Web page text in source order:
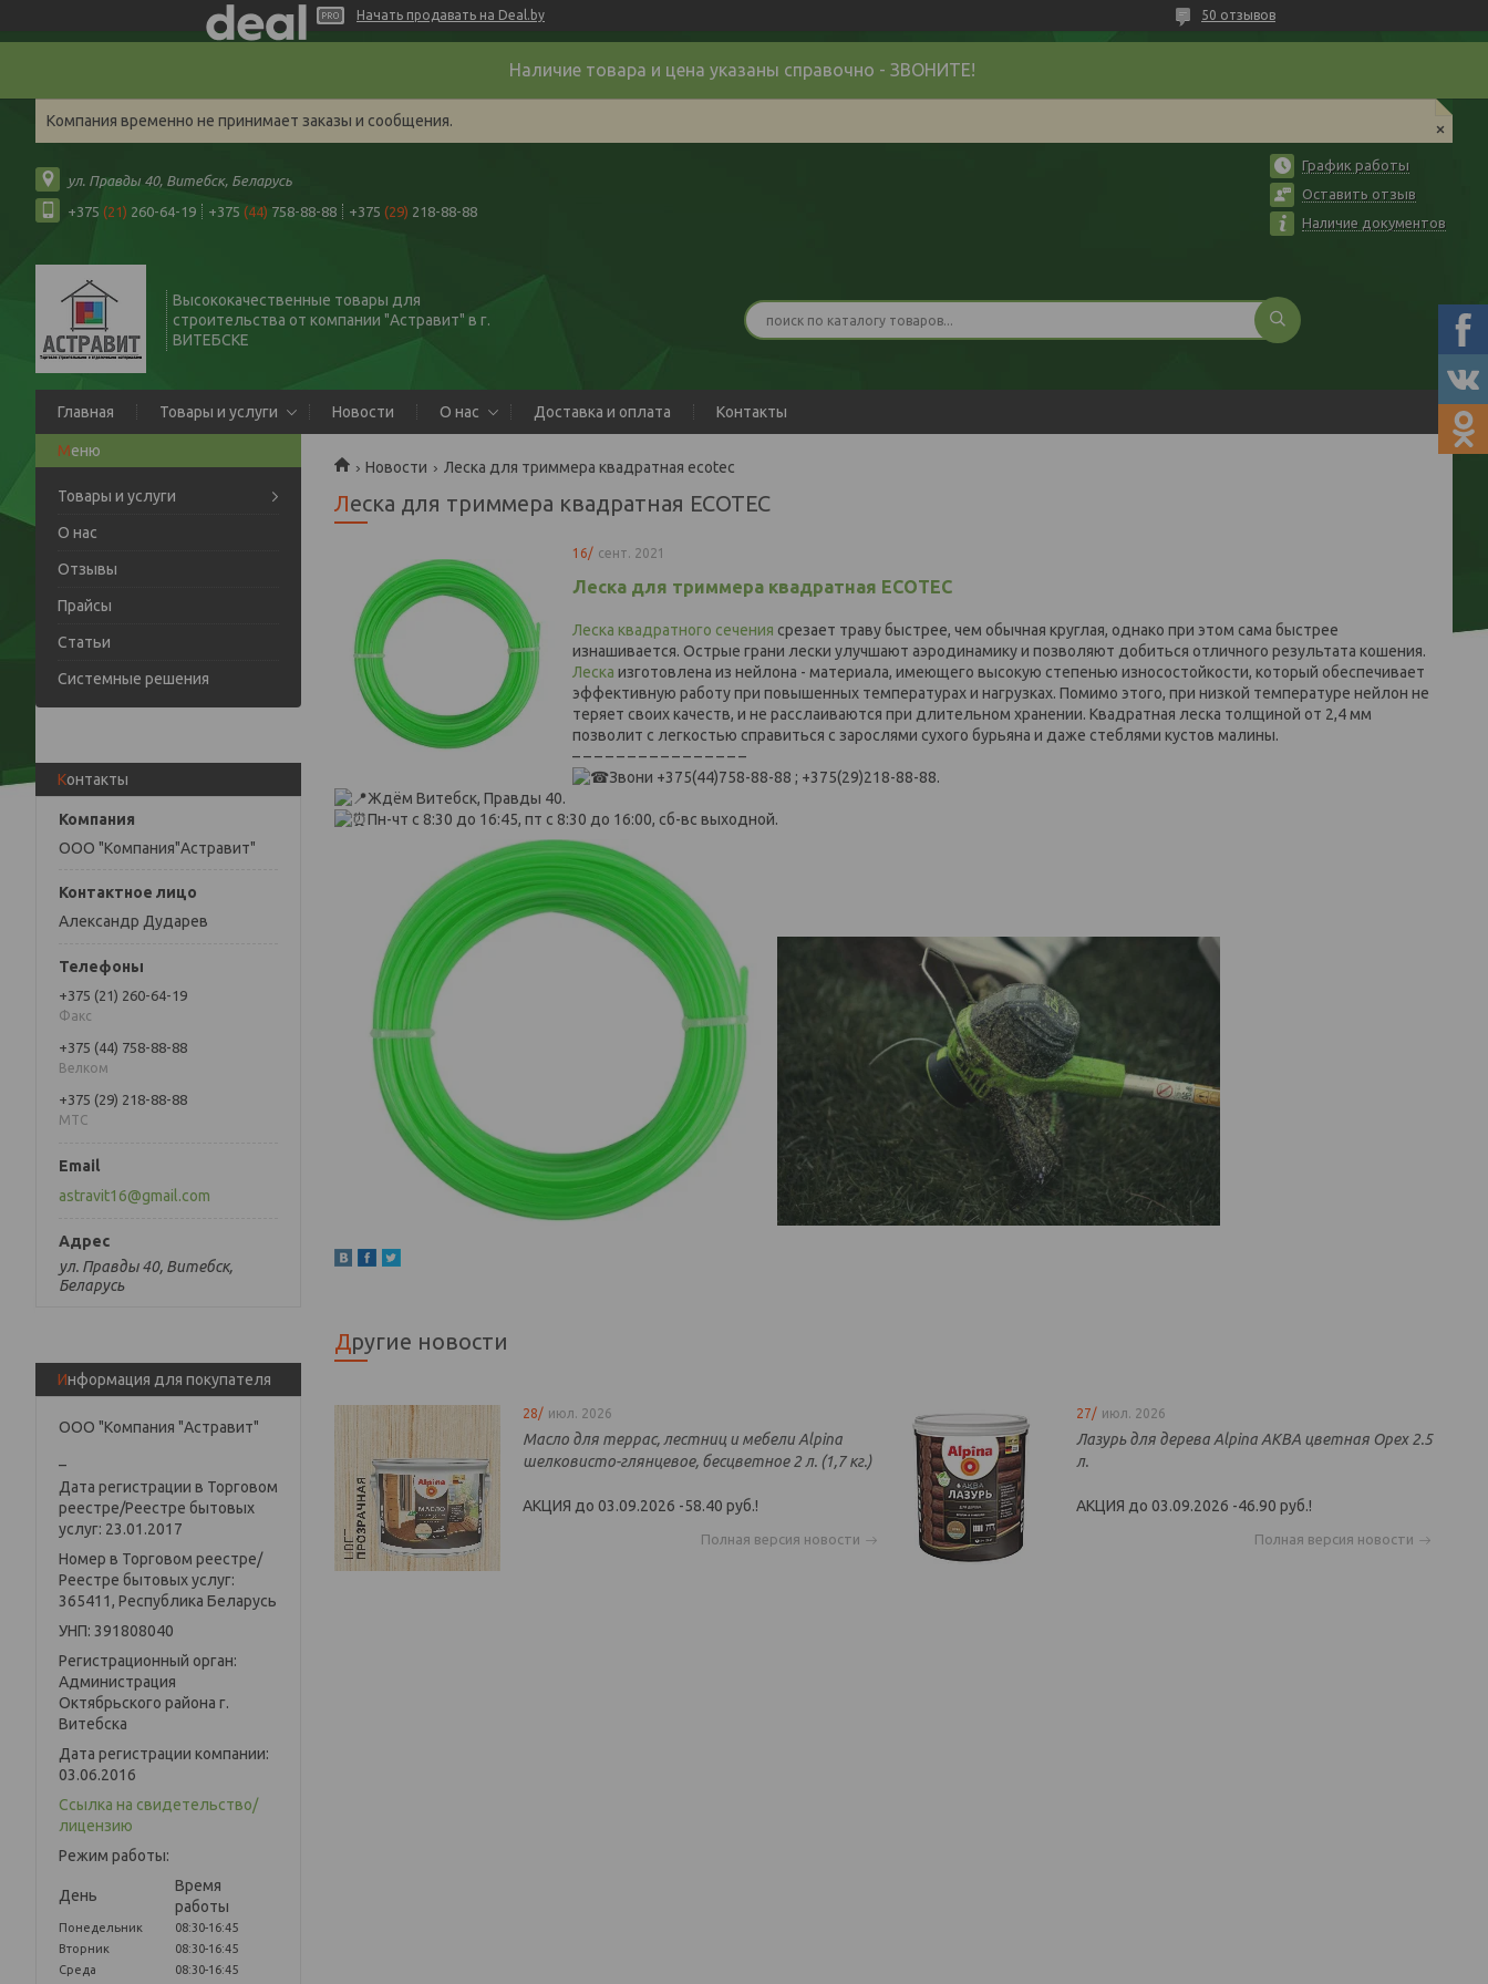
Начать продавать на Deal.by 50 отзывов
Наличие товара и цена указаны справочно - ЗВОНИТЕ!
Компания временно не принимает заказы и сообщения.
ул. Правды 40, Витебск, Беларусь
+375 (21) 260-64-19 +375 (44) 758-88-88 +375 (29) 218-88-88
График работы
Оставить отзыв
Наличие документов
Высококачественные товары для
строительства от компании "Астравит" в г.
ВИТЕБСКЕ
Главная Товары и услуги Новости О нас Доставка и оплата Контакты
Товары и услуги
О нас
Отзывы
Прайсы
Статьи
Системные решения
Контакты
ООО "Компания"Астравит"
Александр Дударев
+375 (21) 260-64-19
Факс
+375 (44) 758-88-88
Велком
+375 (29) 218-88-88
МТС
astravit16@gmail.com
ул. Правды 40, Витебск,
Беларусь
Информация для покупателя
ООО "Компания "Астравит"
Дата регистрации в Торговом
реестре/Реестре бытовых
услуг: 23.01.2017
Номер в Торговом реестре/
Реестре бытовых услуг:
365411, Республика Беларусь
УНП: 391808040
Регистрационный орган:
Администрация
Октябрьского района г.
Витебска
Дата регистрации компании:
03.06.2016
Ссылка на свидетельство/
лицензию
Режим работы:
День
Время
работы
Понедельник
08:30-16:45
Вторник
08:30-16:45
Среда
08:30-16:45
Новости Леска для триммера квадратная ecotec
Леска для триммера квадратная ECOTEC
16/ сент. 2021
Леска для триммера квадратная ECOTEC
Леска квадратного сечения срезает траву быстрее, чем обычная круглая, однако при этом сама быстрее
изнашивается. Острые грани лески улучшают аэродинамику и позволяют добиться отличного результата кошения.
Леска изготовлена из нейлона - материала, имеющего высокую степенью износостойкости, который обеспечивает
эффективную работу при повышенных температурах и нагрузках. Помимо этого, при низкой температуре нейлон не
теряет своих качеств, и не расслаиваются при длительном хранении. Квадратная леска толщиной от 2,4 мм
позволит с легкостью справиться с зарослями сухого бурьяна и даже стеблями кустов малины.
– – – – – – – – – – – – – – – –
Звони +375(44)758-88-88 ; +375(29)218-88-88.
Ждём Витебск, Правды 40.
Пн-чт с 8:30 до 16:45, пт с 8:30 до 16:00, сб-вс выходной.
Другие новости
28/ июл. 2026
Масло для террас, лестниц и мебели Alpina
шелковисто-глянцевое, бесцветное 2 л. (1,7 кг.)
АКЦИЯ до 03.09.2026 -58.40 руб.!
Полная версия новости
27/ июл. 2026
Лазурь для дерева Alpina АКВА цветная Орех 2.5
л.
АКЦИЯ до 03.09.2026 -46.90 руб.!
Полная версия новости